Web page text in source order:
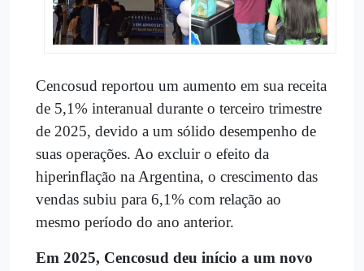
Cencosud reportou um aumento em sua receita
de 5,1% interanual durante o terceiro trimestre
de 2025, devido a um sólido desempenho de
suas operações. Ao excluir o efeito da
hiperinflação na Argentina, o crescimento das
vendas subiu para 6,1% com relação ao
mesmo período do ano anterior.
Em 2025, Cencosud deu início a um novo